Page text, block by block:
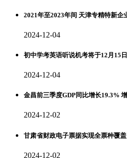
2021年至2023年间 天津专精特新企
2024-12-04
初中学考英语听说机考将于12月15
2024-12-04
金昌前三季度GDP同比增长19.3%
2024-12-02
甘肃省财政电子票据实现全票种覆盖
2024-12-02